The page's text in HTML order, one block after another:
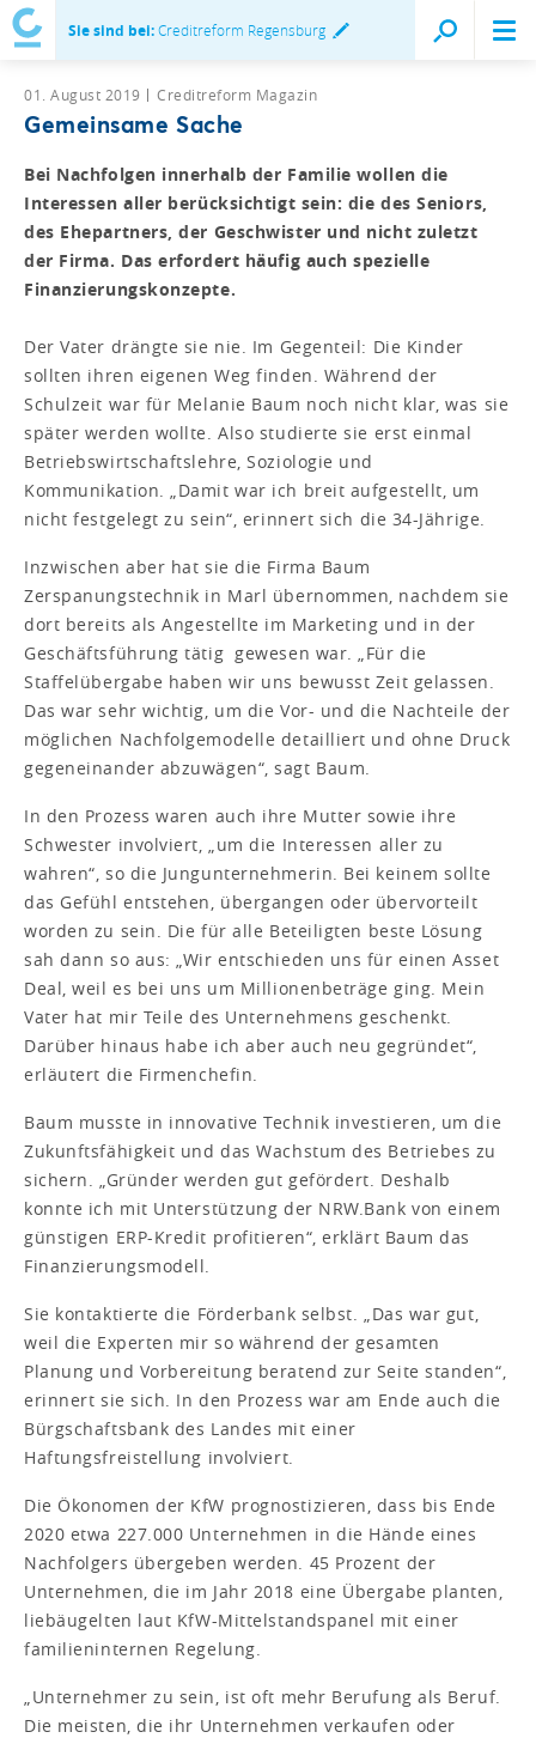
Sie sind bei:Creditreform Regensburg
01. August 2019 Creditreform Magazin
Gemeinsame Sache
Bei Nachfolgen innerhalb der Familie wollen die
Interessen aller berücksichtigt sein: die des Seniors,
des Ehepartners, der Geschwister und nicht zuletzt
der Firma. Das erfordert häufig auch spezielle
Finanzierungskonzepte.
Der Vater drängte sie nie. Im Gegenteil: Die Kinder
sollten ihren eigenen Weg finden. Während der
Schulzeit war für Melanie Baum noch nicht klar, was sie
später werden wollte. Also studierte sie erst einmal
Betriebswirtschaftslehre, Soziologie und
Kommunikation. „Damit war ich breit aufgestellt, um
nicht festgelegt zu sein“, erinnert sich die 34-Jährige.
Inzwischen aber hat sie die Firma Baum
Zerspanungstechnik in Marl übernommen, nachdem sie
dort bereits als Angestellte im Marketing und in der
Geschäftsführung tätig gewesen war. „Für die
Staffelübergabe haben wir uns bewusst Zeit gelassen.
Das war sehr wichtig, um die Vor- und die Nachteile der
möglichen Nachfolgemodelle detailliert und ohne Druck
gegeneinander abzuwägen“, sagt Baum.
In den Prozess waren auch ihre Mutter sowie ihre
Schwester involviert, „um die Interessen aller zu
wahren“, so die Jungunternehmerin. Bei keinem sollte
das Gefühl entstehen, übergangen oder übervorteilt
worden zu sein. Die für alle Beteiligten beste Lösung
sah dann so aus: „Wir entschieden uns für einen Asset
Deal, weil es bei uns um Millionenbeträge ging. Mein
Vater hat mir Teile des Unternehmens geschenkt.
Darüber hinaus habe ich aber auch neu gegründet“,
erläutert die Firmenchefin.
Baum musste in innovative Technik investieren, um die
Zukunftsfähigkeit und das Wachstum des Betriebes zu
sichern. „Gründer werden gut gefördert. Deshalb
konnte ich mit Unterstützung der NRW.Bank von einem
günstigen ERP-Kredit profitieren“, erklärt Baum das
Finanzierungsmodell.
Sie kontaktierte die Förderbank selbst. „Das war gut,
weil die Experten mir so während der gesamten
Planung und Vorbereitung beratend zur Seite standen“,
erinnert sie sich. In den Prozess war am Ende auch die
Bürgschaftsbank des Landes mit einer
Haftungsfreistellung involviert.
Die Ökonomen der KfW prognostizieren, dass bis Ende
2020 etwa 227.000 Unternehmen in die Hände eines
Nachfolgers übergeben werden. 45 Prozent der
Unternehmen, die im Jahr 2018 eine Übergabe planten,
liebäugelten laut KfW-Mittelstandspanel mit einer
familieninternen Regelung.
„Unternehmer zu sein, ist oft mehr Berufung als Beruf.
Die meisten, die ihr Unternehmen verkaufen oder